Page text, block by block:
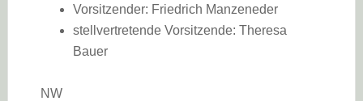
Vorsitzender: Friedrich Manzeneder
stellvertretende Vorsitzende: Theresa
Bauer
NW